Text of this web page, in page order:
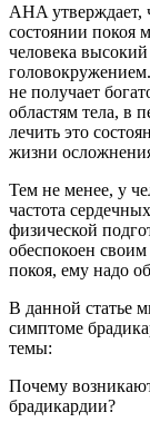
AHA утверждает,
состоянии покоя
человека
не получает
областям тела, в
лечить это
жизни
Тем не менее, у
частота
физической
обеспокоен
покоя, ему надо
В данной статье
симптоме
темы:
Почему
брадикардии?